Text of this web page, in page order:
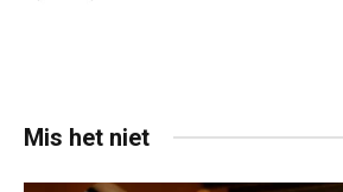
Mis het niet